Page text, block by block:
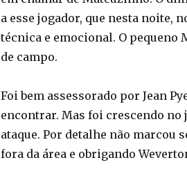
a esse jogador, que nesta noite,
técnica e emocional. O
de campo.
Foi bem assessorado por Jean
encontrar. Mas foi crescendo no
ataque. Por detalhe não marcou
fora da área e obrigando